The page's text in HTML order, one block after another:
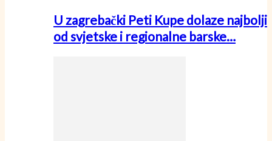
U zagrebački Peti Kupe dolaze najbolji
od svjetske i regionalne barske…